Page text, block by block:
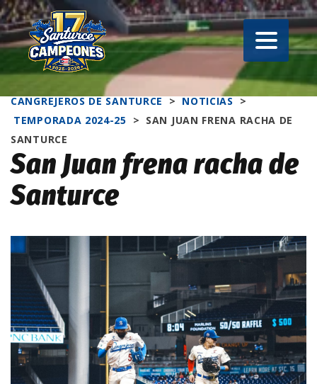
CANGREJEROS DE SANTURCE > NOTICIAS >
TEMPORADA 2024-25 > SAN JUAN FRENA RACHA DE
SANTURCE
San Juan frena racha de
Santurce